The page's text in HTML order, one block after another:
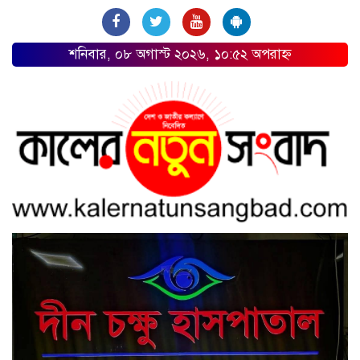
শনিবার, ০৮ অগাস্ট ২০২৬, ১০:৫২ অপরাহ্ন